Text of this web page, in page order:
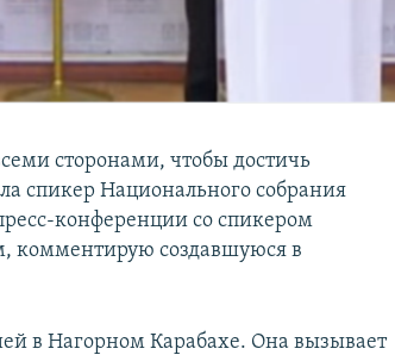
сторонами, чтобы достичь
спикер Национального собрания
конференции со спикером
комментирую создавшуюся в
в Нагорном Карабахе. Она вызывает